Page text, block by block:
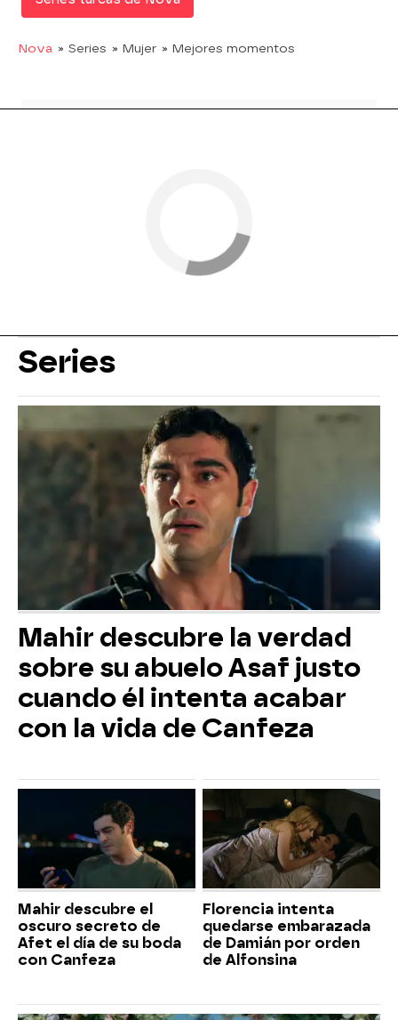
Nova » Series » Mujer » Mejores momentos
Series
Mahir descubre la verdad
sobre su abuelo Asaf justo
cuando él intenta acabar
con la vida de Canfeza
Mahir descubre el
oscuro secreto de
Afet el día de su boda
con Canfeza
Florencia intenta
quedarse embarazada
de Damián por orden
de Alfonsina